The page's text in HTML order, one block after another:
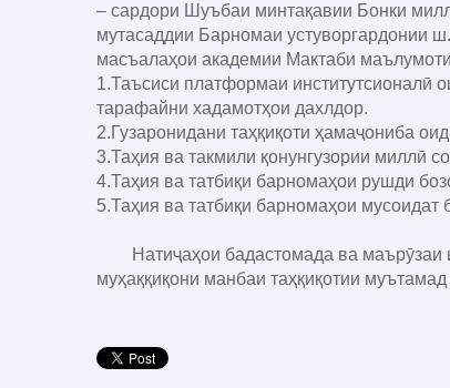
– сардори Шуъбаи минтақавии Бонки
мутасаддии Барномаи устуворгардонии
масъалаҳои академии Мактаби
1.Таъсиси платформаи институтсионалӣ
тарафайни хадамотҳои дахлдор.
2.Гузаронидани таҳқиқоти ҳамаҷониба
3.Таҳия ва такмили қонунгузории миллӣ
4.Таҳия ва татбиқи барномаҳои рушди
5.Таҳия ва татбиқи барномаҳои мусоидат
Натиҷаҳои бадастомада ва маърӯзаи
муҳаққиқони манбаи таҳқиқотии